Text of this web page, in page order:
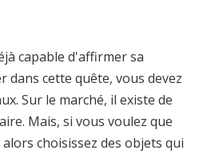
capable d'affirmer sa
dans cette quête, vous devez
Sur le marché, il existe de
Mais, si vous voulez que
choisissez des objets qui